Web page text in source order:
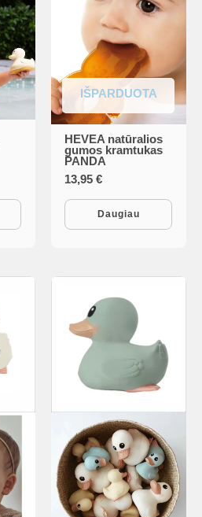
IŠPARDUOTA
HEVEA natūralios
gumos kramtukas
PANDA
13,95€
Daugiau